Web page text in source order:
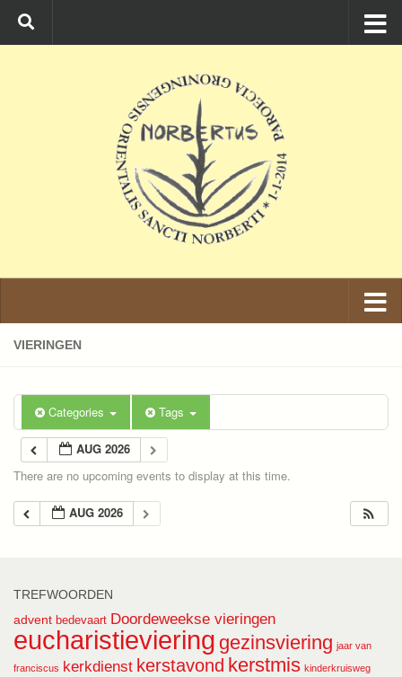
Ga naar de inhoud
VIERINGEN
Categories Tags
AUG 2026
There are no upcoming events to display at this time.
AUG 2026
TREFWOORDEN
advent bedevaart Doordeweekse vieringen
eucharistieviering gezinsviering jaar van
franciscus kerkdienst kerstavond kerstmis kinderkruisweg